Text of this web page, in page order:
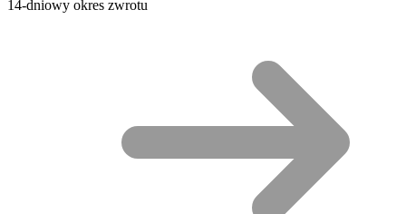
14-dniowy okres zwrotu